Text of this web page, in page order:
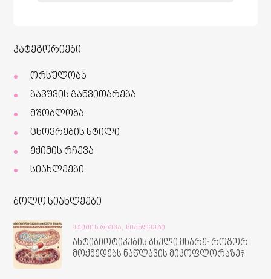
კატეგორიები
ორსულობა
ბავშვის განვითარება
მშობლობა
ცხოვრების სტილი
ექიმის რჩევა
სიახლეები
ბოლო სიახლეები
ᲔᲥᲘᲛᲘᲡ ᲠᲩᲔᲕᲐ, ᲡᲘᲐᲮᲚᲔᲔᲑᲘ
ანტიბიოტიკების ბნელი მხარე: როგორ
მოქმედებს ნაწლავის მიკოფლორაზე?